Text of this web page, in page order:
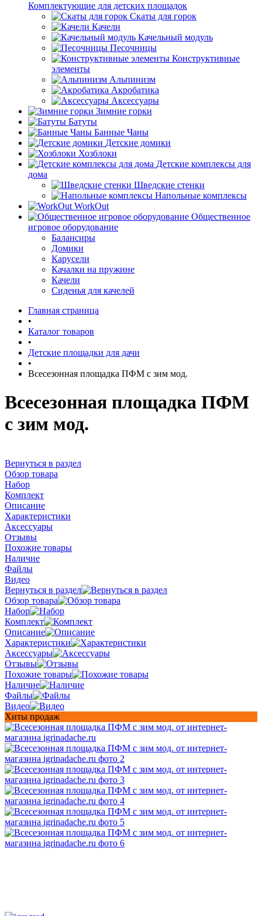
Комплектующие для детских площадок
Скаты для горок
Качели
Качельный модуль
Песочницы
Конструктивные
элементы
Альпинизм
Акробатика
Аксессуары
Зимние горки
Батуты
Банные Чаны
Детские домики
Хозблоки
Детские комплексы для
дома
Шведские стенки
Напольные комплексы
WorkOut
Общественное
игровое оборудование
Балансиры
Домики
Карусели
Качалки на пружине
Качели
Сиденья для качелей
Главная страница
•
Каталог товаров
•
Детские площадки для дачи
•
Всесезонная площадка ПФМ с зим мод.
Всесезонная площадка ПФМ
с зим мод.
Вернуться в раздел
Обзор товара
Набор
Комплект
Описание
Характеристики
Аксессуары
Отзывы
Похожие товары
Наличие
Файлы
Видео
Вернуться в раздел
Обзор товара
Набор
Комплект
Описание
Характеристики
Аксессуары
Отзывы
Похожие товары
Наличие
Файлы
Видео
Хиты продаж